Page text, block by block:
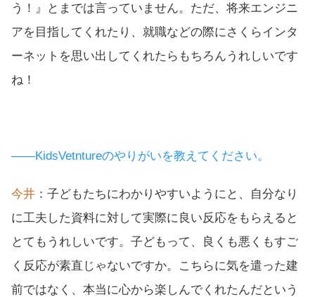
う！』とまでは言っていません。ただ、将来エンジニ
アを目指してくれたり、就職などの際にさくらインタ
ーネットを思い出してくれたらもちろんうれしいです
ね！
――KidsVetntureのやりがいを教えてください。
今井 ：子どもたちにわかりやすいようにと、自分なり
に工夫した資料に対して実際に良い反応をもらえると
とてもうれしいです。子どもって、良くも悪くもすご
く反応が素直じゃないですか。こちらに気を遣った建
前ではなく、本当に心から楽しんでくれたんだという